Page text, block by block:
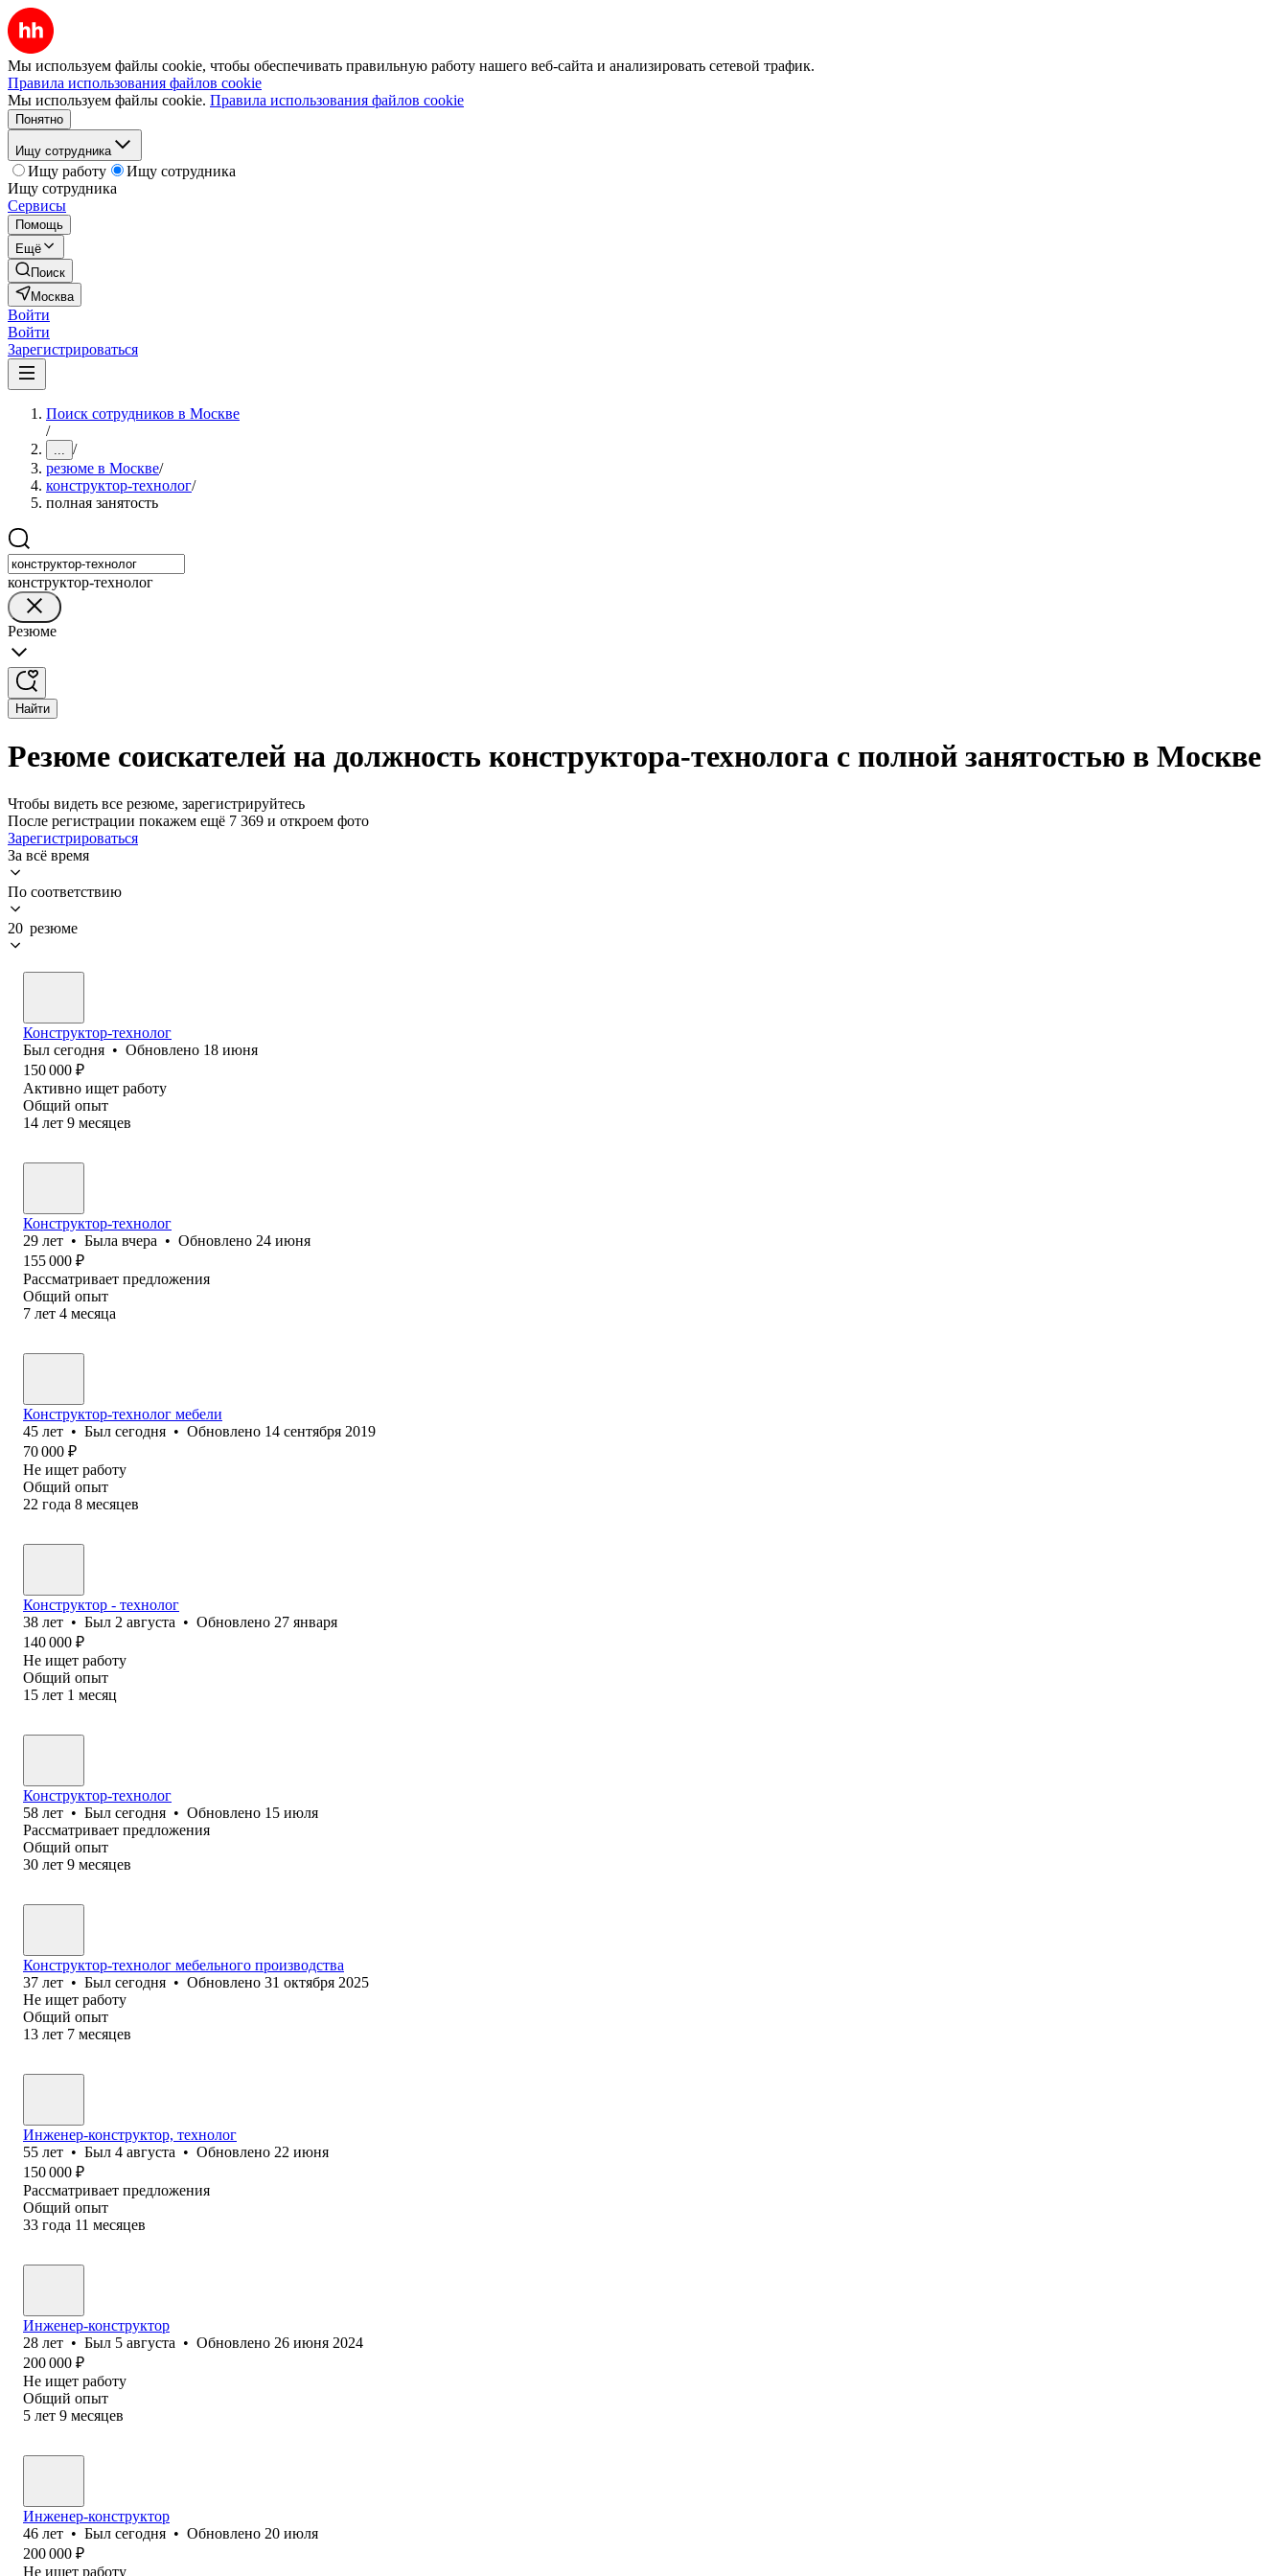
Мы используем файлы cookie, чтобы обеспечивать правильную работу нашего веб-сайта и анализировать сетевой трафик.
Правила использования файлов cookie
Мы используем файлы cookie. Правила использования файлов cookie
Понятно
Ищу сотрудника
Ищу работу
Ищу сотрудника
Ищу сотрудника
Сервисы
Помощь
Ещё
Поиск
Москва
Войти
Войти
Зарегистрироваться
Поиск сотрудников в Москве
/
... /
резюме в Москве/
конструктор-технолог/
полная занятость
конструктор-технолог
Резюме
Найти
Резюме соискателей на должность конструктора-технолога с полной занятостью в Москве
Чтобы видеть все резюме, зарегистрируйтесь
После регистрации покажем ещё 7 369 и откроем фото
Зарегистрироваться
За всё время
По соответствию
20 резюме
Конструктор-технолог
Был сегодня • Обновлено 18 июня
150 000 ₽
Активно ищет работу
Общий опыт
14 лет 9 месяцев
Конструктор-технолог
29 лет • Была вчера • Обновлено 24 июня
155 000 ₽
Рассматривает предложения
Общий опыт
7 лет 4 месяца
Конструктор-технолог мебели
45 лет • Был сегодня • Обновлено 14 сентября 2019
70 000 ₽
Не ищет работу
Общий опыт
22 года 8 месяцев
Конструктор - технолог
38 лет • Был 2 августа • Обновлено 27 января
140 000 ₽
Не ищет работу
Общий опыт
15 лет 1 месяц
Конструктор-технолог
58 лет • Был сегодня • Обновлено 15 июля
Рассматривает предложения
Общий опыт
30 лет 9 месяцев
Конструктор-технолог мебельного производства
37 лет • Был сегодня • Обновлено 31 октября 2025
Не ищет работу
Общий опыт
13 лет 7 месяцев
Инженер-конструктор, технолог
55 лет • Был 4 августа • Обновлено 22 июня
150 000 ₽
Рассматривает предложения
Общий опыт
33 года 11 месяцев
Инженер-конструктор
28 лет • Был 5 августа • Обновлено 26 июня 2024
200 000 ₽
Не ищет работу
Общий опыт
5 лет 9 месяцев
Инженер-конструктор
46 лет • Был сегодня • Обновлено 20 июля
200 000 ₽
Не ищет работу